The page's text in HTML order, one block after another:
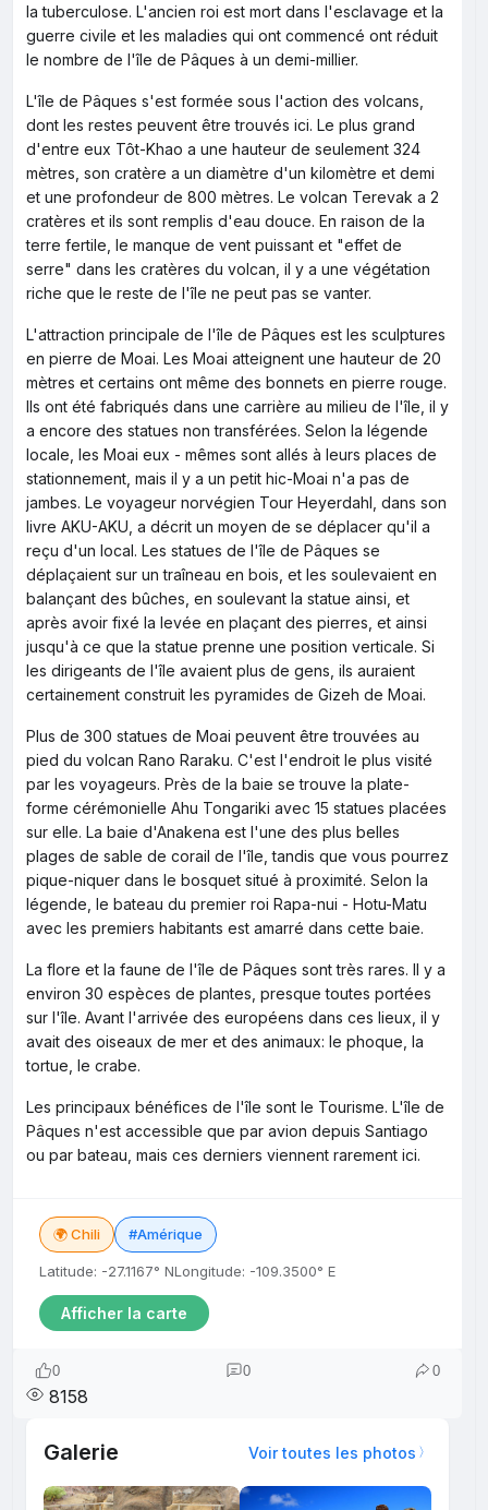
la tuberculose. L'ancien roi est mort dans l'esclavage et la
guerre civile et les maladies qui ont commencé ont réduit
le nombre de l'île de Pâques à un demi-millier.
L'île de Pâques s'est formée sous l'action des volcans,
dont les restes peuvent être trouvés ici. Le plus grand
d'entre eux Tôt-Khao a une hauteur de seulement 324
mètres, son cratère a un diamètre d'un kilomètre et demi
et une profondeur de 800 mètres. Le volcan Terevak a 2
cratères et ils sont remplis d'eau douce. En raison de la
terre fertile, le manque de vent puissant et "effet de
serre" dans les cratères du volcan, il y a une végétation
riche que le reste de l'île ne peut pas se vanter.
L'attraction principale de l'île de Pâques est les sculptures
en pierre de Moai. Les Moai atteignent une hauteur de 20
mètres et certains ont même des bonnets en pierre rouge.
Ils ont été fabriqués dans une carrière au milieu de l'île, il y
a encore des statues non transférées. Selon la légende
locale, les Moai eux - mêmes sont allés à leurs places de
stationnement, mais il y a un petit hic-Moai n'a pas de
jambes. Le voyageur norvégien Tour Heyerdahl, dans son
livre AKU-AKU, a décrit un moyen de se déplacer qu'il a
reçu d'un local. Les statues de l'île de Pâques se
déplaçaient sur un traîneau en bois, et les soulevaient en
balançant des bûches, en soulevant la statue ainsi, et
après avoir fixé la levée en plaçant des pierres, et ainsi
jusqu'à ce que la statue prenne une position verticale. Si
les dirigeants de l'île avaient plus de gens, ils auraient
certainement construit les pyramides de Gizeh de Moai.
Plus de 300 statues de Moai peuvent être trouvées au
pied du volcan Rano Raraku. C'est l'endroit le plus visité
par les voyageurs. Près de la baie se trouve la plate-
forme cérémonielle Ahu Tongariki avec 15 statues placées
sur elle. La baie d'Anakena est l'une des plus belles
plages de sable de corail de l'île, tandis que vous pourrez
pique-niquer dans le bosquet situé à proximité. Selon la
légende, le bateau du premier roi Rapa-nui - Hotu-Matu
avec les premiers habitants est amarré dans cette baie.
La flore et la faune de l'île de Pâques sont très rares. Il y a
environ 30 espèces de plantes, presque toutes portées
sur l'île. Avant l'arrivée des européens dans ces lieux, il y
avait des oiseaux de mer et des animaux: le phoque, la
tortue, le crabe.
Les principaux bénéfices de l'île sont le Tourisme. L'île de
Pâques n'est accessible que par avion depuis Santiago
ou par bateau, mais ces derniers viennent rarement ici.
🌍 Chili #Amérique
Latitude: -27.1167° NLongitude: -109.3500° E
Afficher la carte
0 0 0
8158
Galerie Voir toutes les photos